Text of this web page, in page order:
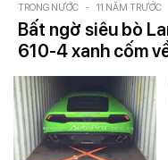
TRONG NƯỚC - 11 NĂM TRƯỚC
Bất ngờ siêu bò
610-4 xanh cốm